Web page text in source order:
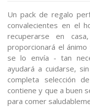
Un pack de regalo
convalecientes en el
recuperarse en
proporcionará el
se lo envía - tan
ayudará a cuidarse,
completa selección
contiene y que a buen
para comer